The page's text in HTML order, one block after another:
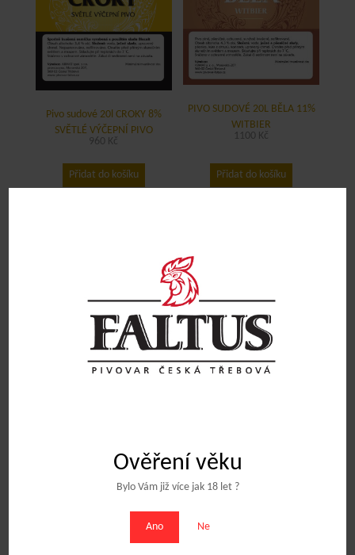
Ověření věku
Bylo Vám již více jak 18 let ?
Ano Ne
Pivo sudové 20l CROKY 8%
SVĚTLÉ VÝČEPNÍ PIVO
960 Kč
Přidat do košíku
PIVO SUDOVÉ 20L BĚLA 11%
WITBIER
1100 Kč
Přidat do košíku
Pivo sudové 20L KENDY 12%